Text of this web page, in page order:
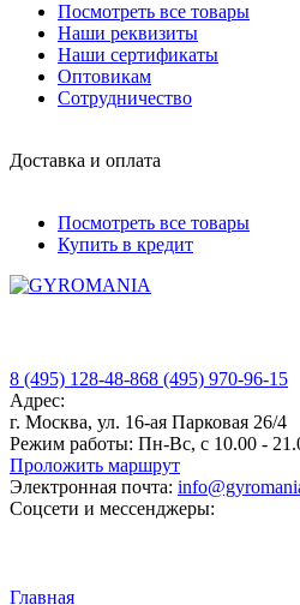
Посмотреть все товары
Наши реквизиты
Наши сертификаты
Оптовикам
Сотрудничество
Доставка и оплата
Посмотреть все товары
Купить в кредит
8 (495) 128-48-868 (495) 970-96-15
Адрес:
г. Москва, ул. 16-ая Парковая 26/4
Режим работы: Пн-Вс, с 10.00 -
Проложить маршрут
Электронная почта:
Соцсети и мессенджеры:
Главная